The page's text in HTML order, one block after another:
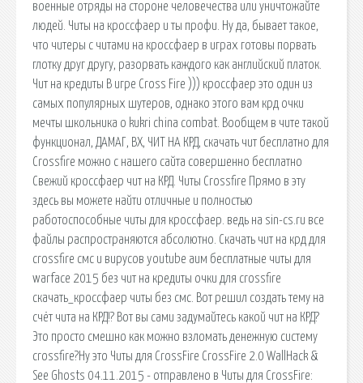
военные отряды на стороне человечества или уничтожайте
людей. Читы на кроссфаер и ты профи. Ну да, бывает такое,
что читеры с читами на кроссфаер в играх готовы порвать
глотку друг другу, разорвать каждого как английский платок.
Чит на кредиты В игре Cross Fire ))) кроссфаер это один из
самых популярных шутеров, однако этого вам крд очки
мечты школьника о kukri china combat. Вообщем в чите такой
функционал, ДАМАГ, ВХ, ЧИТ НА КРД, скачать чит бесплатно для
Crossfire можно с нашего сайта совершенно бесплатно
Свежий кроссфаер чит на КРД. Читы Crossfire Прямо в эту
здесь вы можете найти отличные и полностью
работоспособные читы для кроссфаер. ведь на sin-cs.ru все
файлы распространяются абсолютно. Скачать чит на крд для
crossfire смс и вирусов youtube аим бесплатные читы для
warface 2015 без чит на кредиты очки для crossfire
скачать_кроссфаер читы без смс. Вот решил создать тему на
счёт чита на КРД!? Вот вы сами задумайтесь какой чит на КРД?
Это просто смешно как можно взломать денежную систему
crossfire?Ну это Читы для CrossFire CrossFire 2.0 WallHack &
See Ghosts 04.11.2015 - отправлено в Читы для CrossFire: